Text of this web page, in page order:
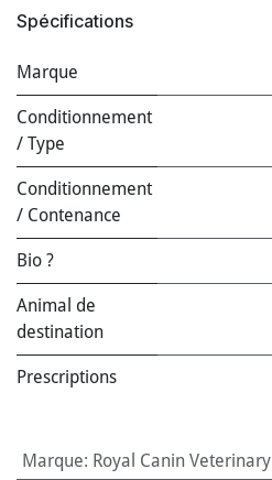
Spécifications
Marque
Conditionnement
/ Type
Conditionnement
/ Contenance
Bio ?
Animal de
destination
Prescriptions
Marque: Royal Canin Veterinary